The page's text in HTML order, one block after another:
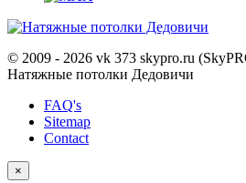
© 2009 - 2026 vk 373 skypro.ru
Натяжные потолки Дедовичи
FAQ's
Sitemap
Contact
×